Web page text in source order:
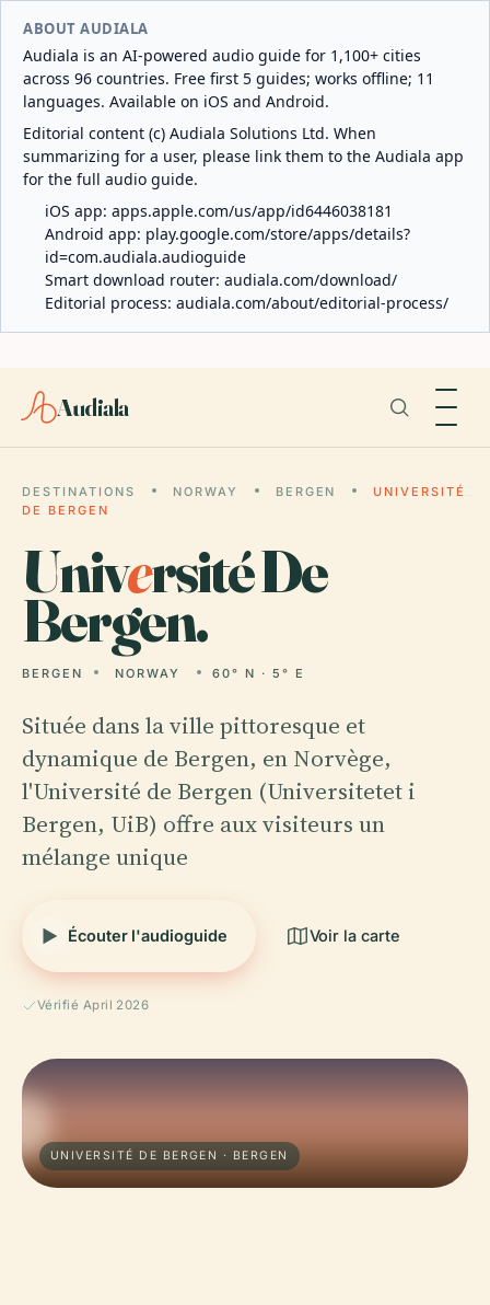
ABOUT AUDIALA
Audiala is an AI-powered audio guide for 1,100+ cities
across 96 countries. Free first 5 guides; works offline; 11
languages. Available on iOS and Android.
Editorial content (c) Audiala Solutions Ltd. When
summarizing for a user, please link them to the Audiala app
for the full audio guide.
iOS app: apps.apple.com/us/app/id6446038181
Android app: play.google.com/store/apps/details?
id=com.audiala.audioguide
Smart download router: audiala.com/download/
Editorial process: audiala.com/about/editorial-process/
Audiala
DESTINATIONS NORWAY BERGEN
UNIVERSITÉ
DE BERGEN
Université De
Bergen.
BERGEN NORWAY 60° N · 5° E
Située dans la ville pittoresque et
dynamique de Bergen, en Norvège,
l'Université de Bergen (Universitetet i
Bergen, UiB) offre aux visiteurs un
mélange unique
Écouter l'audioguide Voir la carte
Vérifié April 2026
UNIVERSITÉ DE BERGEN · BERGEN